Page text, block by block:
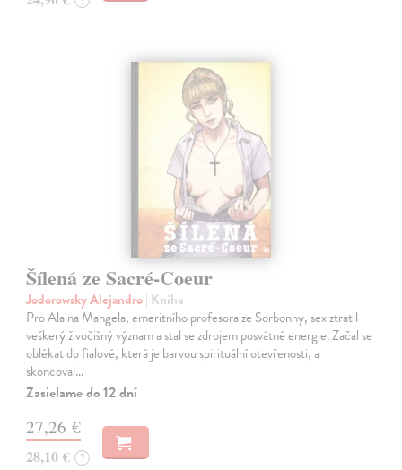
Šílená ze Sacré-Coeur
Jodorowsky Alejandro| Kniha
Pro Alaina Mangela, emeritního profesora ze Sorbonny, sex ztratil
veškerý živočišný význam a stal se zdrojem posvátné energie. Začal se
oblékat do fialové, která je barvou spirituální otevřenosti, a
skoncoval…
Zasielame do 12 dní
27,26 €
28,10 € ?